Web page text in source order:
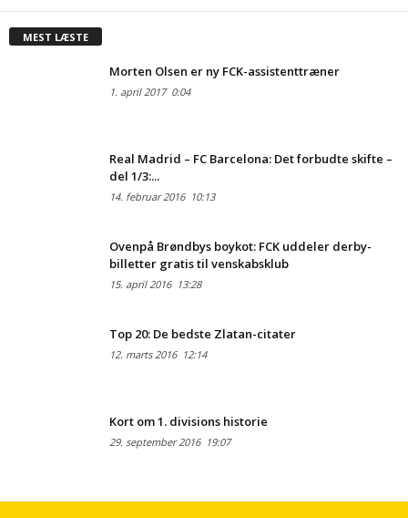
MEST LÆSTE
Morten Olsen er ny FCK-assistenttræner
1. april 20170:04
Real Madrid – FC Barcelona: Det forbudte skifte –
del 1/3:...
14. februar 201610:13
Ovenpå Brøndbys boykot: FCK uddeler derby-
billetter gratis til venskabsklub
15. april 201613:28
Top 20: De bedste Zlatan-citater
12. marts 201612:14
Kort om 1. divisions historie
29. september 201619:07